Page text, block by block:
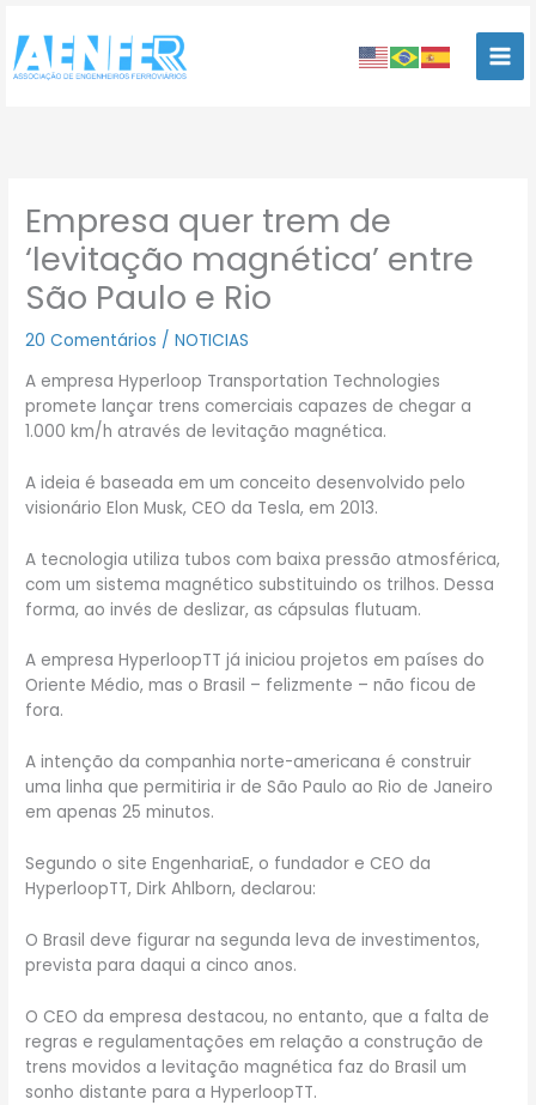
para
conteúdo
Empresa quer trem de
‘levitação magnética’ entre
São Paulo e Rio
20 Comentários /NOTICIAS
A empresa Hyperloop Transportation Technologies
promete lançar trens comerciais capazes de chegar a
1.000 km/h através de levitação magnética.
A ideia é baseada em um conceito desenvolvido pelo
visionário Elon Musk, CEO da Tesla, em 2013.
A tecnologia utiliza tubos com baixa pressão atmosférica,
com um sistema magnético substituindo os trilhos. Dessa
forma, ao invés de deslizar, as cápsulas flutuam.
A empresa HyperloopTT já iniciou projetos em países do
Oriente Médio, mas o Brasil – felizmente – não ficou de
fora.
A intenção da companhia norte-americana é construir
uma linha que permitiria ir de São Paulo ao Rio de Janeiro
em apenas 25 minutos.
Segundo o site EngenhariaE, o fundador e CEO da
HyperloopTT, Dirk Ahlborn, declarou:
O Brasil deve figurar na segunda leva de investimentos,
prevista para daqui a cinco anos.
O CEO da empresa destacou, no entanto, que a falta de
regras e regulamentações em relação a construção de
trens movidos a levitação magnética faz do Brasil um
sonho distante para a HyperloopTT.